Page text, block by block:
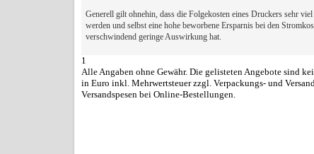
Generell gilt ohnehin, dass die Folgekosten eines Druckers sehr
werden und selbst eine hohe beworbene Ersparnis bei den
verschwindend geringe Auswirkung hat.
1
Alle Angaben ohne Gewähr. Die gelisteten Angebote sind
in Euro inkl. Mehrwertsteuer zzgl. Verpackungs- und
Versandspesen bei Online-Bestellungen.